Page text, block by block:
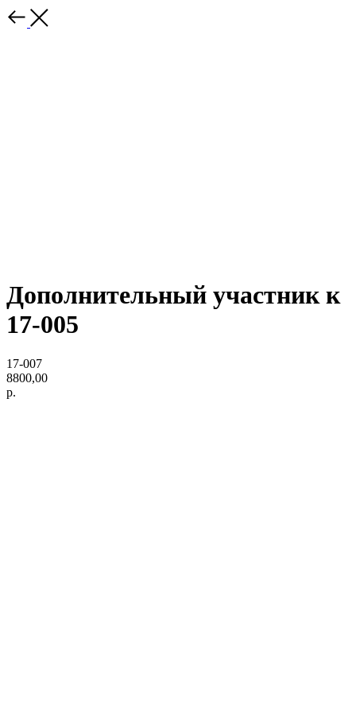
Дополнительный участник к
17-005
17-007
8800,00
р.